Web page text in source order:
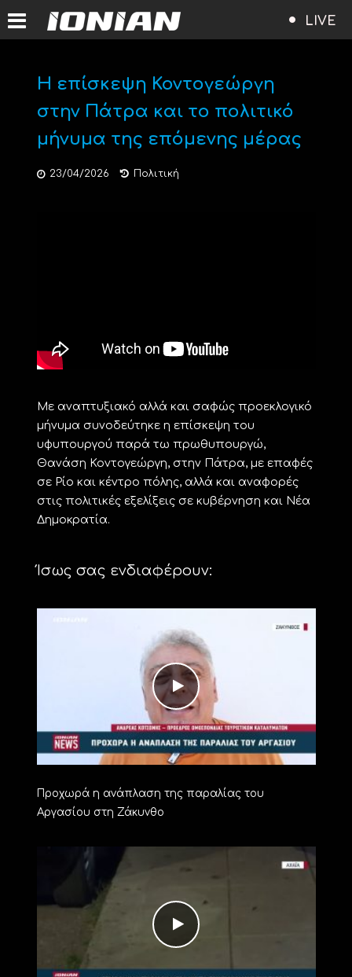
LIVE
Η επίσκεψη Κοντογεώργη
στην Πάτρα και το πολιτικό
μήνυμα της επόμενης μέρας
23/04/2026 Πολιτική
Με αναπτυξιακό αλλά και σαφώς προεκλογικό
μήνυμα συνοδεύτηκε η επίσκεψη του
υφυπουργού παρά τω πρωθυπουργώ,
Θανάση Κοντογεώργη, στην Πάτρα, με επαφές
σε Ρίο και κέντρο πόλης, αλλά και αναφορές
στις πολιτικές εξελίξεις σε κυβέρνηση και Νέα
Δημοκρατία.
Ίσως σας ενδιαφέρουν:
Προχωρά η ανάπλαση της παραλίας του
Αργασίου στη Ζάκυνθο